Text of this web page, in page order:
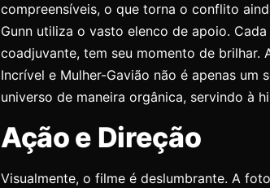
compreensíveis, o que torna o conflito
Gunn utiliza o vasto elenco de apoio.
coadjuvante, tem seu momento de brilhar.
Incrível e Mulher-Gavião não é apenas
universo de maneira orgânica, servindo à
Ação e Direção
Visualmente, o filme é deslumbrante. A